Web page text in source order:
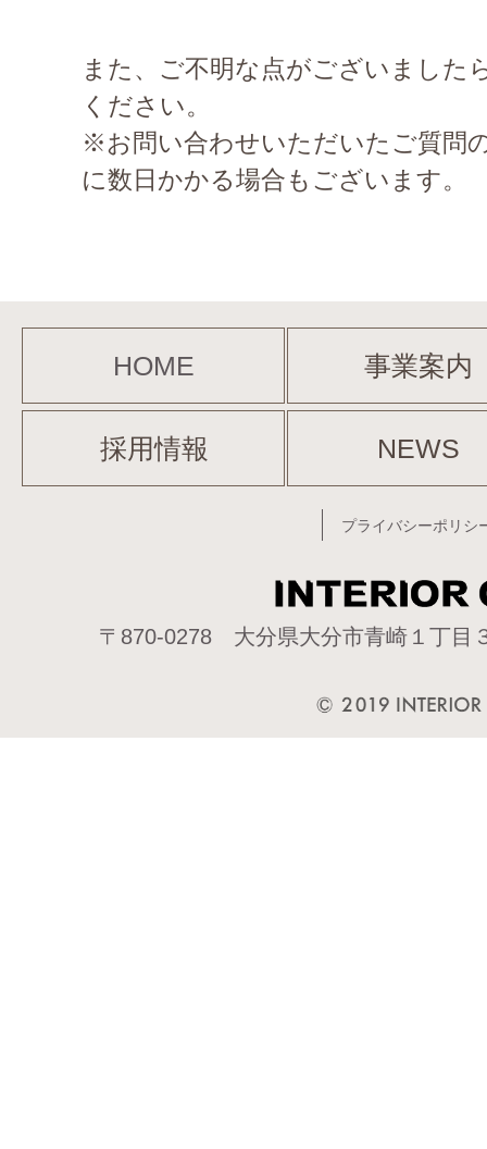
また、ご不明な点がございました
ください。
※お問い合わせいただいたご質問
に数日かかる場合もございます。
〒870-0278 大分県大分市青崎１丁
HOME
採用情報
事業案内
NEWS
プライバシーポリシ